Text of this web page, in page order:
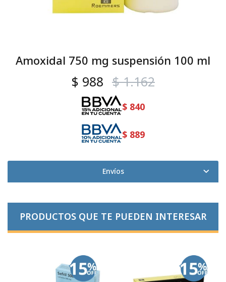
Amoxidal 750 mg suspensión 100 ml
$ 988 $ 1.162
$ 840
$ 889
Envíos
PRODUCTOS QUE TE PUEDEN INTERESAR